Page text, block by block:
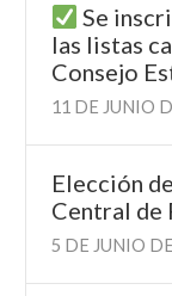
Se
las listas
Consejo
11 DE JUNIO
Elección
Central de
5 DE JUNIO